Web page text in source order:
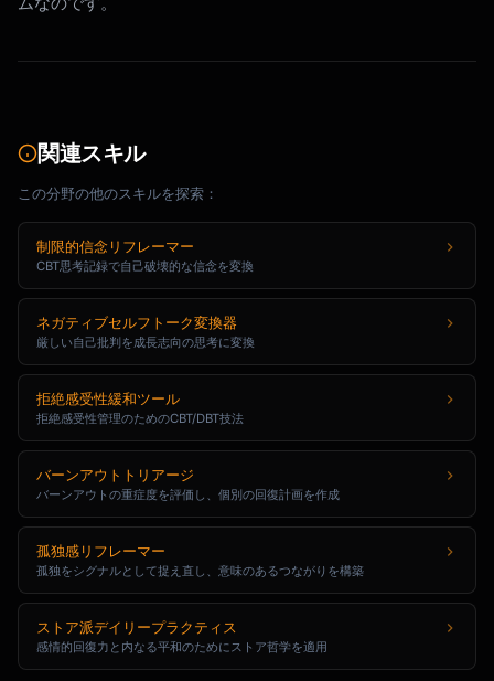
関連スキル
この分野の他のスキルを探索：
制限的信念リフレーマー
CBT思考記録で自己破壊的な信念を変換
ネガティブセルフトーク変換器
厳しい自己批判を成長志向の思考に変換
拒絶感受性緩和ツール
拒絶感受性管理のためのCBT/DBT技法
バーンアウトトリアージ
バーンアウトの重症度を評価し、個別の回復計画を作成
孤独感リフレーマー
孤独をシグナルとして捉え直し、意味のあるつながりを構築
ストア派デイリープラクティス
感情的回復力と内なる平和のためにストア哲学を適用